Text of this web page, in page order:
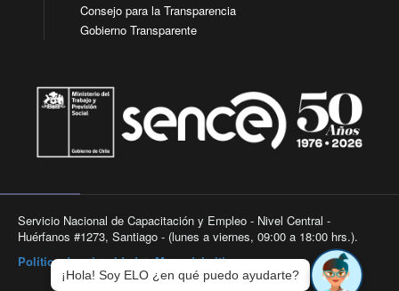
Consejo para la Transparencia
Gobierno Transparente
Servicio Nacional de Capacitación y Empleo - Nivel Central -
Huérfanos #1273, Santiago - (lunes a viernes, 09:00 a 18:00 hrs.).
Política de privacidad|Mapa del sitio
¡Hola! Soy ELO ¿en qué puedo ayudarte?